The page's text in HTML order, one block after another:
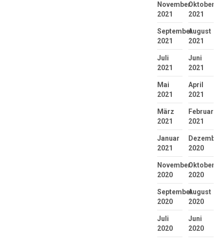
November
2021
Oktober
2021
September
2021
August
2021
Juli
2021
Juni
2021
Mai
2021
April
2021
März
2021
Februar
2021
Januar
2021
2020
November
2020
Oktober
2020
September
2020
August
2020
Juli
2020
Juni
2020